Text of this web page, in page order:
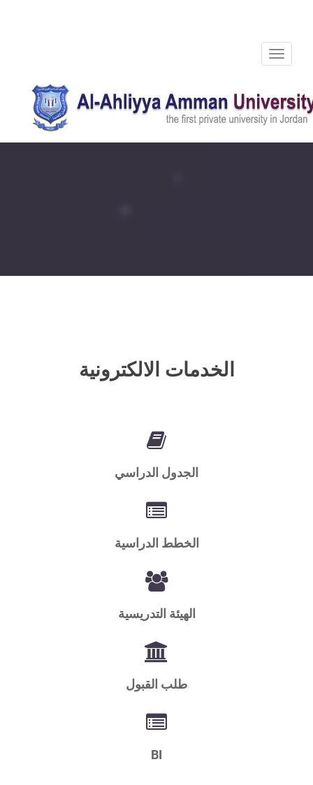
Toggle
navigation
الخدمات الالكترونية
الجدول الدراسي
الخطط الدراسية
الهيئة التدريسية
طلب القبول
BI